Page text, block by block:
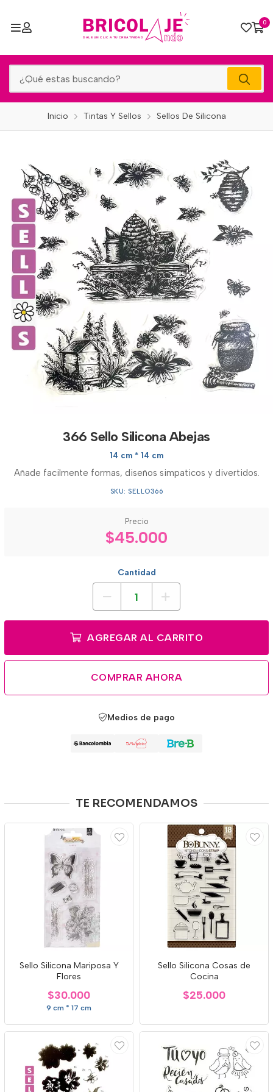
0
Inicio Tintas Y Sellos Sellos De Silicona
366 Sello Silicona Abejas
14 cm * 14 cm
Añade facilmente formas, diseños simpaticos y divertidos.
SKU: SELLO366
Precio
$45.000
Cantidad
AGREGAR AL CARRITO
COMPRAR AHORA
Medios de pago
TE RECOMENDAMOS
Sello Silicona Mariposa Y
Flores
$30.000
9 cm * 17 cm
Sello Silicona Cosas de
Cocina
$25.000